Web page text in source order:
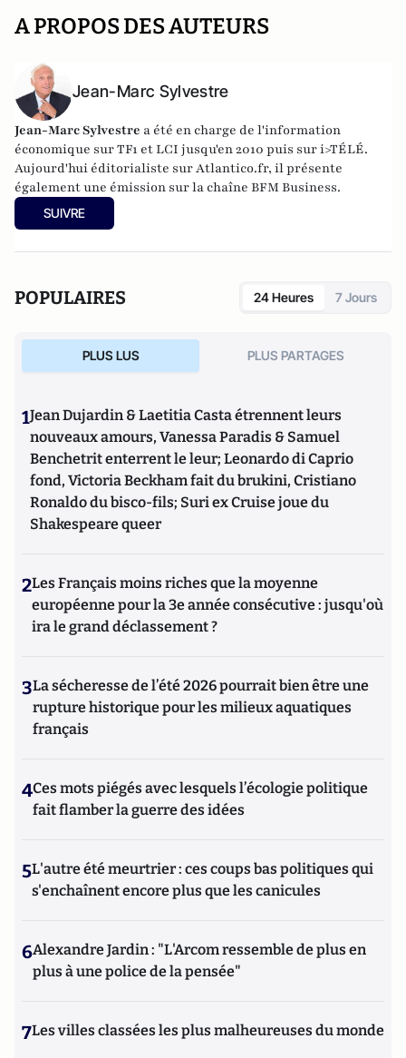
A PROPOS DES AUTEURS
Jean-Marc Sylvestre
Jean-Marc Sylvestre a été en charge de l'information
économique sur TF1 et LCI jusqu'en 2010 puis sur i>TÉLÉ.
Aujourd'hui éditorialiste sur Atlantico.fr, il présente
également une émission sur la chaîne BFM Business.
SUIVRE
POPULAIRES 24 Heures 7 Jours
PLUS LUS PLUS PARTAGES
1Jean Dujardin & Laetitia Casta étrennent leurs
nouveaux amours, Vanessa Paradis & Samuel
Benchetrit enterrent le leur; Leonardo di Caprio
fond, Victoria Beckham fait du brukini, Cristiano
Ronaldo du bisco-fils; Suri ex Cruise joue du
Shakespeare queer
2Les Français moins riches que la moyenne
européenne pour la 3e année consécutive : jusqu'où
ira le grand déclassement ?
3La sécheresse de l’été 2026 pourrait bien être une
rupture historique pour les milieux aquatiques
français
4Ces mots piégés avec lesquels l’écologie politique
fait flamber la guerre des idées
5L'autre été meurtrier : ces coups bas politiques qui
s'enchaînent encore plus que les canicules
6Alexandre Jardin : "L'Arcom ressemble de plus en
plus à une police de la pensée"
7Les villes classées les plus malheureuses du monde